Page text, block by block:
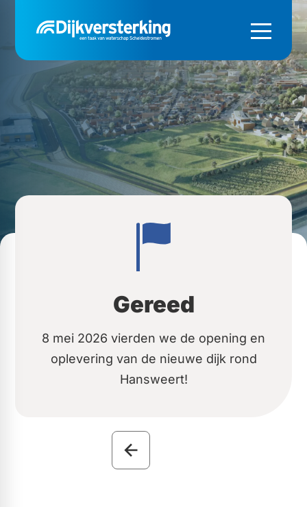
Gereed
8 mei 2026 vierden we de opening en
oplevering van de nieuwe dijk rond
Hansweert!